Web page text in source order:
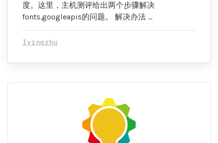
度。这里，主机测评给出两个步骤解决
fonts.googleapis的问题。 解决办法 …
lyingzhu